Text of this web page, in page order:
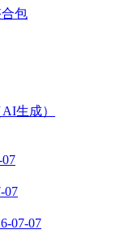
包
生成）
07
07
07-07